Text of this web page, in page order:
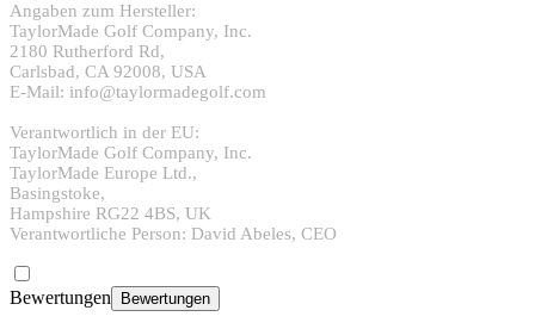
Angaben zum Hersteller:
TaylorMade Golf Company, Inc.
2180 Rutherford Rd,
Carlsbad, CA 92008, USA
E-Mail: info@taylormadegolf.com
Verantwortlich in der EU:
TaylorMade Golf Company, Inc.
TaylorMade Europe Ltd.,
Basingstoke,
Hampshire RG22 4BS, UK
Verantwortliche Person: David Abeles, CEO
Bewertungen Bewertungen